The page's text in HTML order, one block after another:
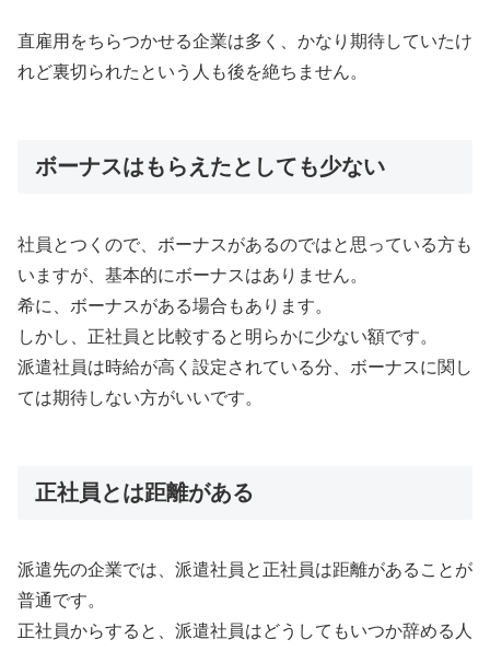
直雇用をちらつかせる企業は多く、かなり期待していたけ
れど裏切られたという人も後を絶ちません。
ボーナスはもらえたとしても少ない
社員とつくので、ボーナスがあるのではと思っている方も
いますが、基本的にボーナスはありません。
希に、ボーナスがある場合もあります。
しかし、正社員と比較すると明らかに少ない額です。
派遣社員は時給が高く設定されている分、ボーナスに関し
ては期待しない方がいいです。
正社員とは距離がある
派遣先の企業では、派遣社員と正社員は距離があることが
普通です。
正社員からすると、派遣社員はどうしてもいつか辞める人